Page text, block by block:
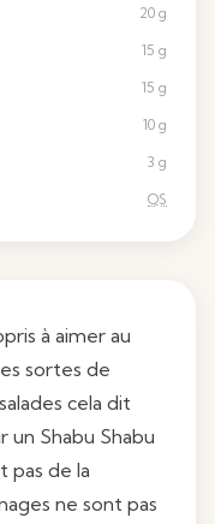
20 g
15 g
15 g
10 g
3 g
QS
à aimer au
sortes de
cela dit
un Shabu Shabu
pas de la
ne sont pas